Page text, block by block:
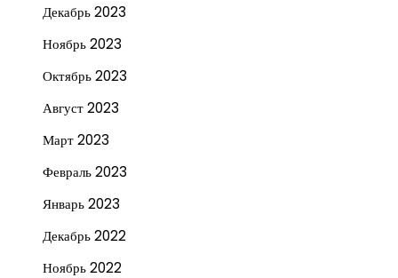
Декабрь 2023
Ноябрь 2023
Октябрь 2023
Август 2023
Март 2023
Февраль 2023
Январь 2023
Декабрь 2022
Ноябрь 2022